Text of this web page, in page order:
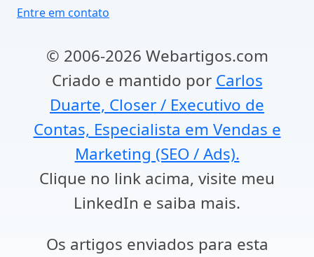
Entre em contato
© 2006-2026 Webartigos.com
Criado e mantido por Carlos
Duarte, Closer / Executivo de
Contas, Especialista em Vendas e
Marketing (SEO / Ads).
Clique no link acima, visite meu
LinkedIn e saiba mais.
Os artigos enviados para esta